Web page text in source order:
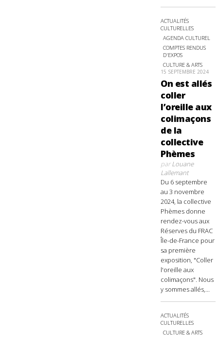
ACTUALITÉS
CULTURELLES
AGENDA CULTUREL
COMPTES RENDUS
D'EXPOS
CULTURE & ARTS
15 SEPTEMBRE 2024
On est allés
coller
l’oreille aux
colimaçons
de la
collective
Phèmes
parLouane
Lallemant
Du 6 septembre
au 3 novembre
2024, la collective
Phèmes donne
rendez-vous aux
Réserves du FRAC
Île-de-France pour
sa première
exposition, "Coller
l'oreille aux
colimaçons". Nous
y sommes allés,...
ACTUALITÉS
CULTURELLES
CULTURE & ARTS